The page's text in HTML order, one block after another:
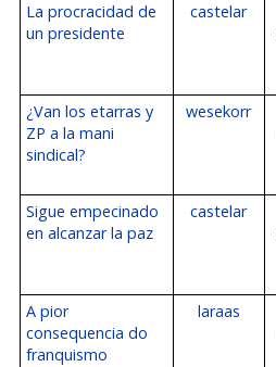
La procracidad de
un presidente
castelar
¿Van los etarras y
ZP a la mani
sindical?
wesekorr
Sigue empecinado
en alcanzar la paz
castelar
A pior
consequencia do
franquismo
laraas